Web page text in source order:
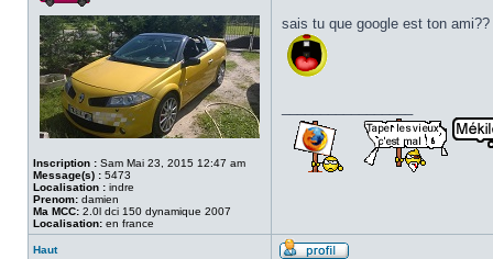
Inscription : Sam Mai 23, 2015 12:47 am
Message(s) : 5473
Localisation : indre
Prenom: damien
Ma MCC: 2.0l dci 150 dynamique 2007
Localisation: en france
sais tu que google est ton ami??
Haut